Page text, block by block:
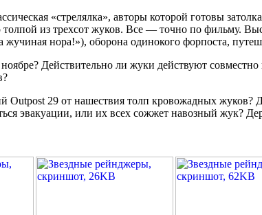
«стрелялка», авторы которой готовы
из трехсот жуков. Все — точно по фильму.
нора!»), оборона одинокого форпоста,
Действительно ли жуки действуют
Outpost 29 от нашествия толп кровожадных жуков?
эвакуации, или их всех сожжет навозный жук?